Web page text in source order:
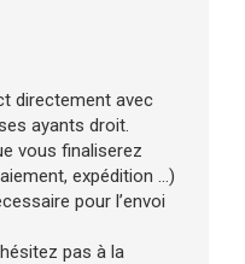
directement avec
ayants droit.
vous finaliserez
expédition ...)
pour l’envoi
pas à la